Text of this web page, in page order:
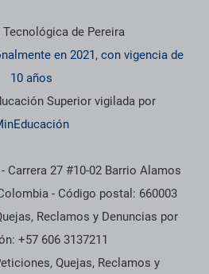
Tecnológica de Pereira
en 2021, con vigencia de
10 años
Superior vigilada por
Carrera 27 #10-02 Barrio Alamos
- Código postal: 660003
Reclamos y Denuncias por
+57 606 3137211
Quejas, Reclamos y